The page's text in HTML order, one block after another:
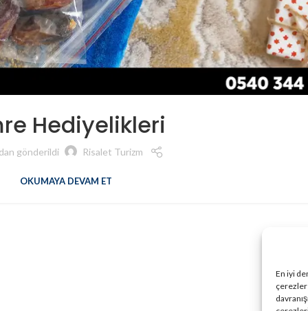
En iyi
çerezler
Hediyelikleri
gönderildi Risalet Turizm
OKUMAYA DEVAM ET